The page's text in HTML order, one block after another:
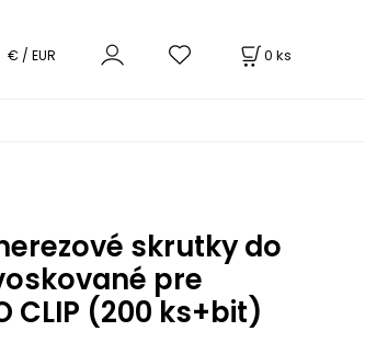
0 ks
€ / EUR
skrutky do
pre
CLIP (200 ks+bit)